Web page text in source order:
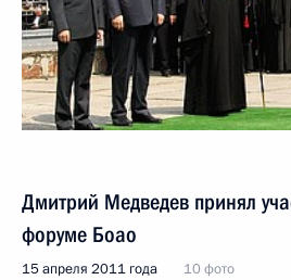
Дмитрий Медведев принял
форуме Боао
15 апреля 2011 года 10 фото